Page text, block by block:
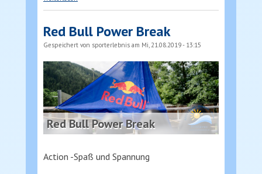
Red Bull Power Break
Gespeichert von sporterlebnis am Mi, 21.08.2019 - 13:15
Red Bull Power Break
Action -Spaß und Spannung